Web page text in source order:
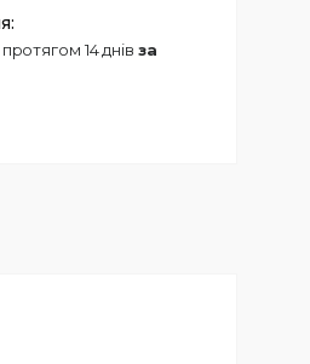
14 днів за